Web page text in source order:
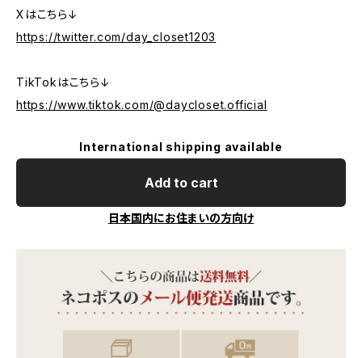
Xはこちら↓
https://twitter.com/day_closet1203
TikTokはこちら↓
https://www.tiktok.com/@daycloset.official
International shipping available
Add to cart
日本国内にお住まいの方向け